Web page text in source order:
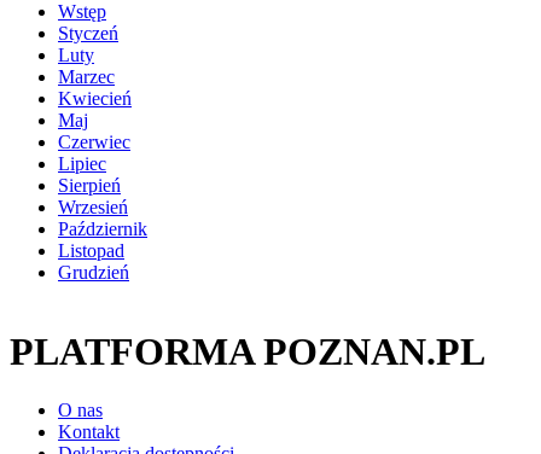
Wstęp
Styczeń
Luty
Marzec
Kwiecień
Maj
Czerwiec
Lipiec
Sierpień
Wrzesień
Październik
Listopad
Grudzień
PLATFORMA POZNAN.PL
O nas
Kontakt